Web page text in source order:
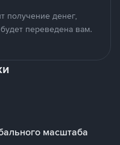
получение денег,
переведена вам.
масштаба